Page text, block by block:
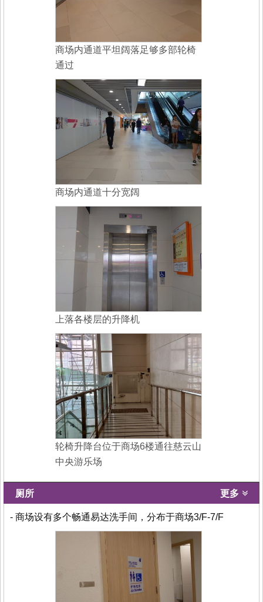
商场内通道平坦阔落足够多部轮椅
通过
商场内通道十分宽阔
上落各楼层的升降机
轮椅升降台位于商场6楼通往慈云山
中央游乐场
厕所 更多
- 商场设有多个畅通易达洗手间，分布于商场3/F-7/F